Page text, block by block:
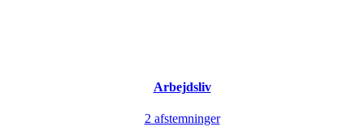
Arbejdsliv
2 afstemninger